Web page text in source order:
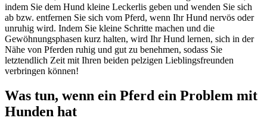
indem Sie dem Hund kleine Leckerlis geben und wenden Sie sich
ab bzw. entfernen Sie sich vom Pferd, wenn Ihr Hund nervös oder
unruhig wird. Indem Sie kleine Schritte machen und die
Gewöhnungsphasen kurz halten, wird Ihr Hund lernen, sich in der
Nähe von Pferden ruhig und gut zu benehmen, sodass Sie
letztendlich Zeit mit Ihren beiden pelzigen Lieblingsfreunden
verbringen können!
Was tun, wenn ein Pferd ein Problem mit
Hunden hat